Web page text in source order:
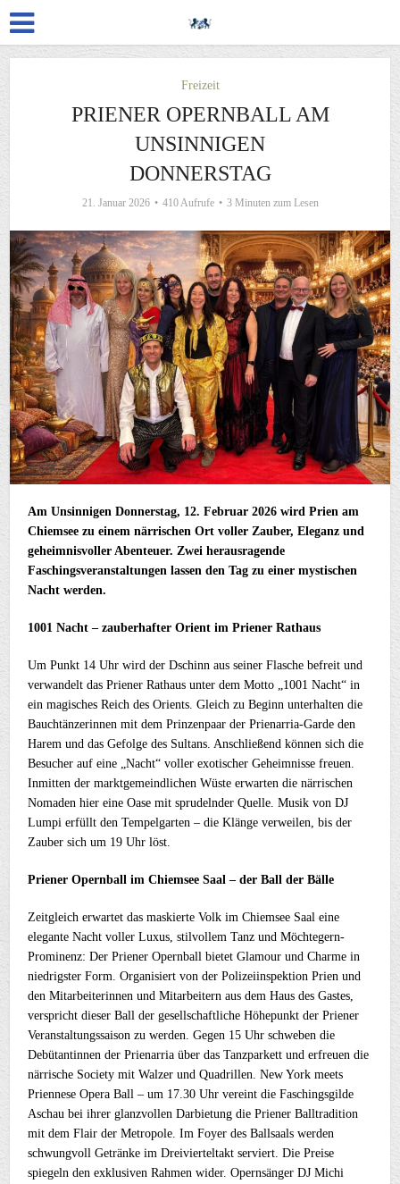
Freizeit
PRIENER OPERNBALL AM
UNSINNIGEN
DONNERSTAG
21. Januar 2026 410 Aufrufe 3 Minuten zum Lesen
Am Unsinnigen Donnerstag, 12. Februar 2026 wird Prien am
Chiemsee zu einem närrischen Ort voller Zauber, Eleganz und
geheimnisvoller Abenteuer. Zwei herausragende
Faschingsveranstaltungen lassen den Tag zu einer mystischen
Nacht werden.
1001 Nacht – zauberhafter Orient im Priener Rathaus
Um Punkt 14 Uhr wird der Dschinn aus seiner Flasche befreit und
verwandelt das Priener Rathaus unter dem Motto „1001 Nacht“ in
ein magisches Reich des Orients. Gleich zu Beginn unterhalten die
Bauchtänzerinnen mit dem Prinzenpaar der Prienarria-Garde den
Harem und das Gefolge des Sultans. Anschließend können sich die
Besucher auf eine „Nacht“ voller exotischer Geheimnisse freuen.
Inmitten der marktgemeindlichen Wüste erwarten die närrischen
Nomaden hier eine Oase mit sprudelnder Quelle. Musik von DJ
Lumpi erfüllt den Tempelgarten – die Klänge verweilen, bis der
Zauber sich um 19 Uhr löst.
Priener Opernball im Chiemsee Saal – der Ball der Bälle
Zeitgleich erwartet das maskierte Volk im Chiemsee Saal eine
elegante Nacht voller Luxus, stilvollem Tanz und Möchtegern-
Prominenz: Der Priener Opernball bietet Glamour und Charme in
niedrigster Form. Organisiert von der Polizeiinspektion Prien und
den Mitarbeiterinnen und Mitarbeitern aus dem Haus des Gastes,
verspricht dieser Ball der gesellschaftliche Höhepunkt der Priener
Veranstaltungssaison zu werden. Gegen 15 Uhr schweben die
Debütantinnen der Prienarria über das Tanzparkett und erfreuen die
närrische Society mit Walzer und Quadrillen. New York meets
Priennese Opera Ball – um 17.30 Uhr vereint die Faschingsgilde
Aschau bei ihrer glanzvollen Darbietung die Priener Balltradition
mit dem Flair der Metropole. Im Foyer des Ballsaals werden
schwungvoll Getränke im Dreivierteltakt serviert. Die Preise
spiegeln den exklusiven Rahmen wider. Opernsänger DJ Michi